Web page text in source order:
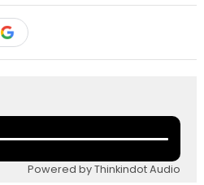
Powered by Thinkindot Audio